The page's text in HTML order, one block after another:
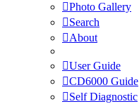
Photo Gallery
Search
About
User Guide
CD6000 Guide
Self Diagnostic